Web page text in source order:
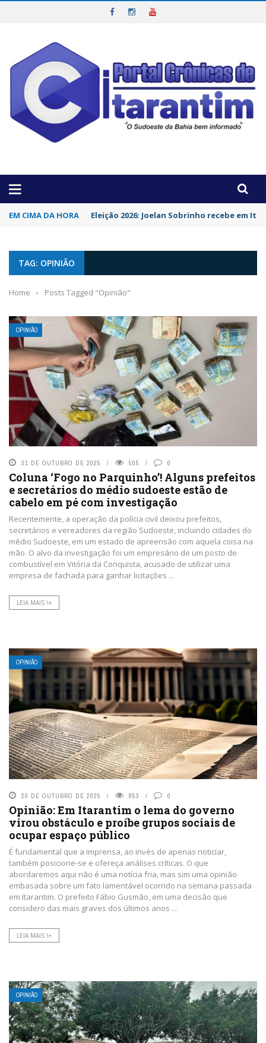
EM CIMA DA HORA Eleição 2026: Joelan Sobrinho recebe em
TAG: OPINIÃO
Home › Posts Tagged "Opinião"
OPINIÃO
31 DE OUTUBRO DE 2025 505 0
Coluna ‘Fogo no Parquinho’! Alguns prefeitos
e secretários do médio sudoeste estão de
cabelo em pé com investigação
Recentemente, a operação da polícia civil deixou prefeitos,
secretários e vereadores da região Sudoeste, incluindo cidades do
médio Sudoeste, em um estado de apreensão com aquela coisa na
mão. O alvo da investigação foi um empresário de um posto de
combustível em Vitória da Conquista, acusado de utilizar uma
empresa de fachada para ganhar licitações ...
LEIA MAIS \+
OPINIÃO
20 DE OUTUBRO DE 2025 853 0
Opinião: Em Itarantim o lema do governo
virou obstáculo e proíbe grupos sociais de
ocupar espaço público
É fundamental que a imprensa, ao invés de apenas noticiar,
também posicione-se e ofereça análises críticas. O que
abordaremos aqui não é uma notícia fria, mas sim uma opinião
embasada sobre um fato lamentável ocorrido na semana passada
em Itarantim. O prefeito Fábio Gusmão, em uma decisão que
considero das mais graves dos últimos anos ...
LEIA MAIS \+
OPINIÃO